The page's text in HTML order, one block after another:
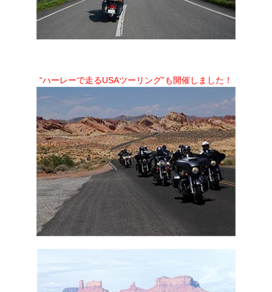
“ハーレーで走るUSAツーリング”も開催しました！